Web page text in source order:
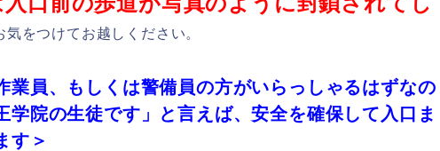
をつけてお越しください。
業員、もしくは警備員の方がいらっしゃるはずなの
学院の生徒です」と言えば、安全を確保して入口ま
す＞